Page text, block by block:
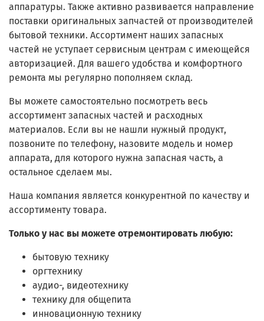
аппаратуры. Также активно развивается направление
поставки оригинальных запчастей от производителей
бытовой техники. Ассортимент наших запасных
частей не уступает сервисным центрам с имеющейся
авторизацией. Для вашего удобства и комфортного
ремонта мы регулярно пополняем склад.
Вы можете самостоятельно посмотреть весь
ассортимент запасных частей и расходных
материалов. Если вы не нашли нужный продукт,
позвоните по телефону, назовите модель и номер
аппарата, для которого нужна запасная часть, а
остальное сделаем мы.
Наша компания является конкурентной по качеству и
ассортименту товара.
Только у нас вы можете отремонтировать любую:
бытовую технику
оргтехнику
аудио-, видеотехнику
технику для общепита
инновационную технику